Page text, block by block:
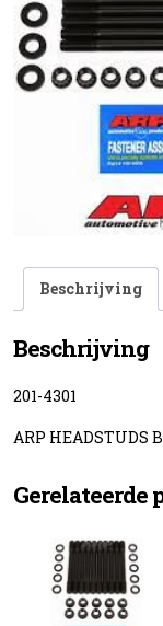
Beschrijving
Beschrijving
201-4301
ARP HEADSTUDS
Gerelateerde